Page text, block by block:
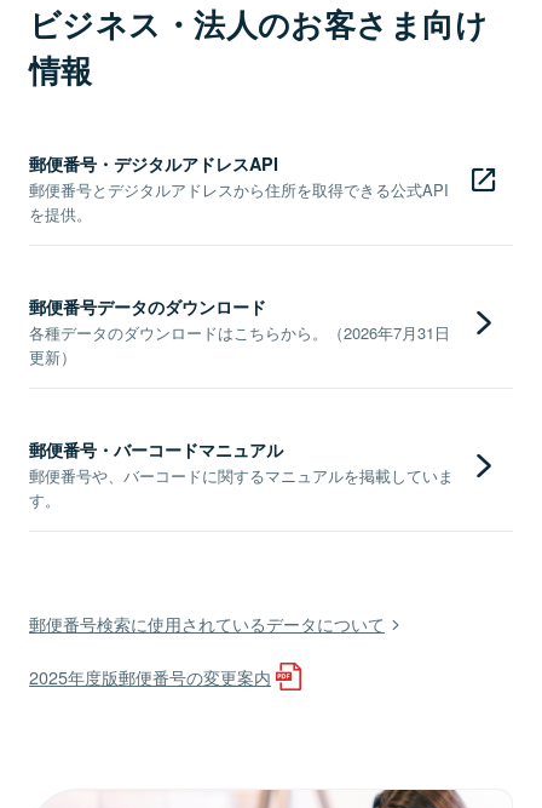
ビジネス・法人のお客さま向け
情報
郵便番号・デジタルアドレスAPI
郵便番号とデジタルアドレスから住所を取得できる公式API
を提供。
郵便番号データのダウンロード
各種データのダウンロードはこちらから。（2026年7月31日
更新）
郵便番号・バーコードマニュアル
郵便番号や、バーコードに関するマニュアルを掲載していま
す。
郵便番号検索に使用されているデータについて
2025年度版郵便番号の変更案内